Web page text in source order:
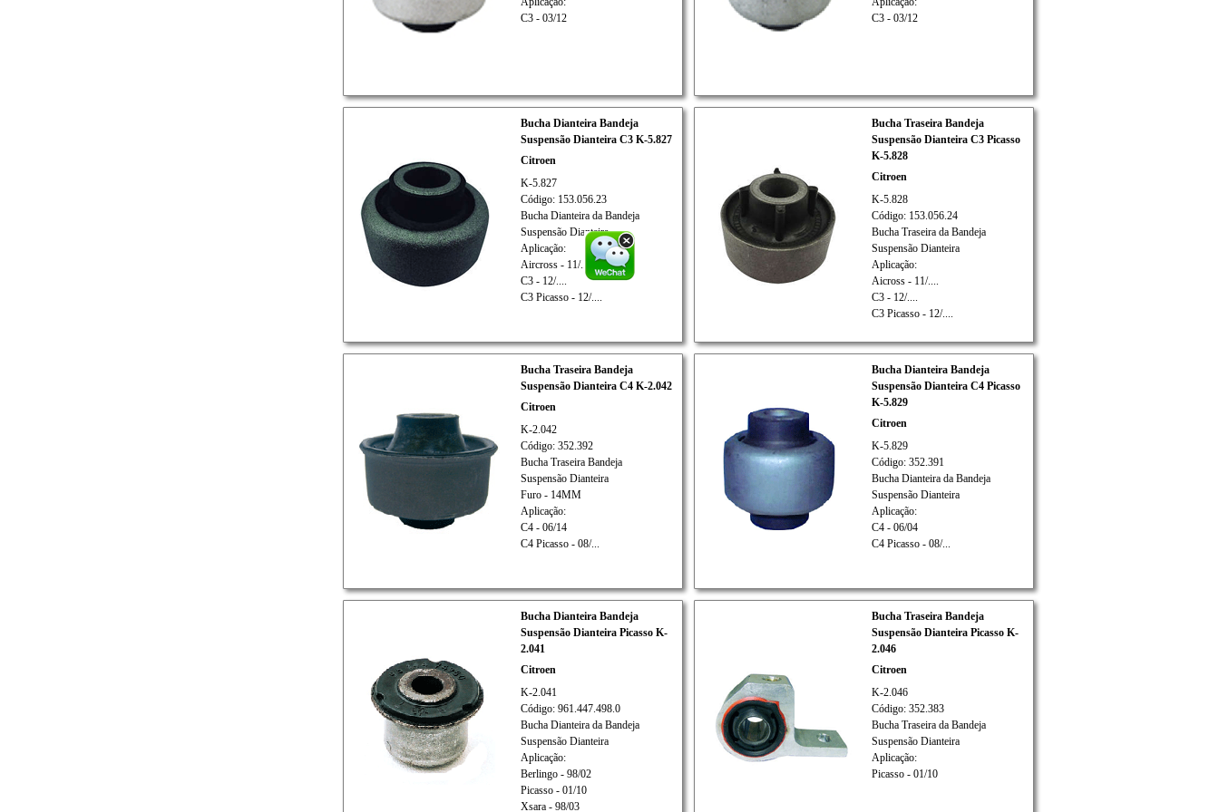
C3 - 03/12
C3 - 03/12
Bucha Dianteira Bandeja
Suspensão Dianteira C3 K-5.827
Citroen
K-5.827
Código: 153.056.23
Bucha Dianteira da Bandeja
Suspensão Dianteira
Aplicação:
Aircross - 11/....
C3 - 12/....
C3 Picasso - 12/....
Bucha Traseira Bandeja
Suspensão Dianteira C3 Picasso
K-5.828
Citroen
K-5.828
Código: 153.056.24
Bucha Traseira da Bandeja
Suspensão Dianteira
Aplicação:
Aicross - 11/....
C3 - 12/....
C3 Picasso - 12/....
Bucha Traseira Bandeja
Suspensão Dianteira C4 K-2.042
Citroen
K-2.042
Código: 352.392
Bucha Traseira Bandeja
Suspensão Dianteira
Furo - 14MM
Aplicação:
C4 - 06/14
C4 Picasso - 08/...
Bucha Dianteira Bandeja
Suspensão Dianteira C4 Picasso
K-5.829
Citroen
K-5.829
Código: 352.391
Bucha Dianteira da Bandeja
Suspensão Dianteira
Aplicação:
C4 - 06/04
C4 Picasso - 08/...
Bucha Dianteira Bandeja
Suspensão Dianteira Picasso K-
2.041
Citroen
K-2.041
Código: 961.447.498.0
Bucha Dianteira da Bandeja
Suspensão Dianteira
Aplicação:
Berlingo - 98/02
Picasso - 01/10
Xsara - 98/03
Bucha Traseira Bandeja
Suspensão Dianteira Picasso K-
2.046
Citroen
K-2.046
Código: 352.383
Bucha Traseira da Bandeja
Suspensão Dianteira
Aplicação:
Picasso - 01/10